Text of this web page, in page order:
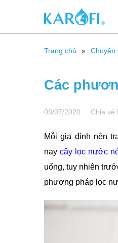
Trang chủ Chuyên
Các
09/07/2020 Chia sẻ
Mỗi gia đình nên
nay cây lọc nước
uống, tuy nhiên
phương pháp lọc